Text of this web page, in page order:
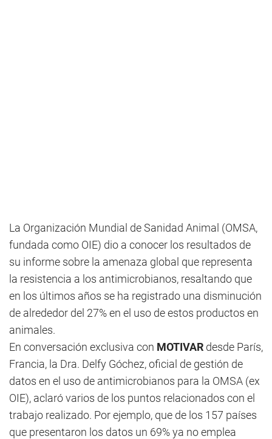
La Organización Mundial de Sanidad Animal (OMSA,
fundada como OIE) dio a conocer los resultados de
su informe sobre la amenaza global que representa
la resistencia a los antimicrobianos, resaltando que
en los últimos años se ha registrado una disminución
de alrededor del 27% en el uso de estos productos en
animales.
En conversación exclusiva con MOTIVAR desde París,
Francia, la Dra. Delfy Góchez, oficial de gestión de
datos en el uso de antimicrobianos para la OMSA (ex
OIE), aclaró varios de los puntos relacionados con el
trabajo realizado. Por ejemplo, que de los 157 países
que presentaron los datos un 69% ya no emplea